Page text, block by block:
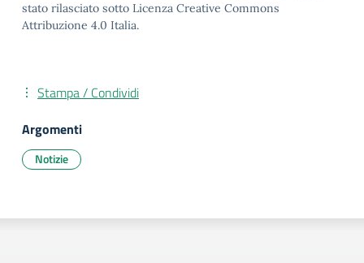
stato rilasciato sotto Licenza Creative Commons
Attribuzione 4.0 Italia.
Stampa / Condividi
Argomenti
Notizie